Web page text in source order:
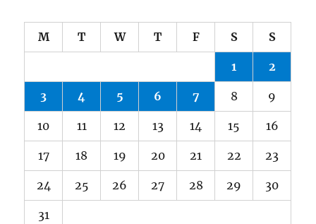
M T W T F S S
1 2
3 4 5 6 7 8 9
10 11 12 13 14 15 16
17 18 19 20 21 22 23
24 25 26 27 28 29 30
31